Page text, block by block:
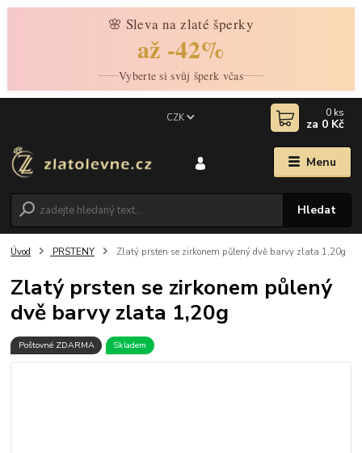
🌸 Sleva na zlaté šperky
až -42%
Vyberte si svůj šperk včas
Menu
CZK
Hledat
0 ks
za 0 Kč
Úvod PRSTENY Zlatý prsten se zirkonem půlený dvě barvy zlata 1,20g
Zlatý prsten se zirkonem půlený
dvě barvy zlata 1,20g
Poštovné ZDARMA Skladem